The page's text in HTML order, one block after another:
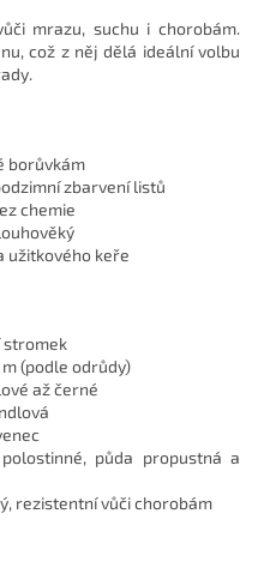
mrazu, suchu i chorobám.
což z něj dělá ideální volbu
borůvkám
zbarvení listů
chemie
užitkového keře
stromek
(podle odrůdy)
až černé
půda propustná a
rezistentní vůči chorobám